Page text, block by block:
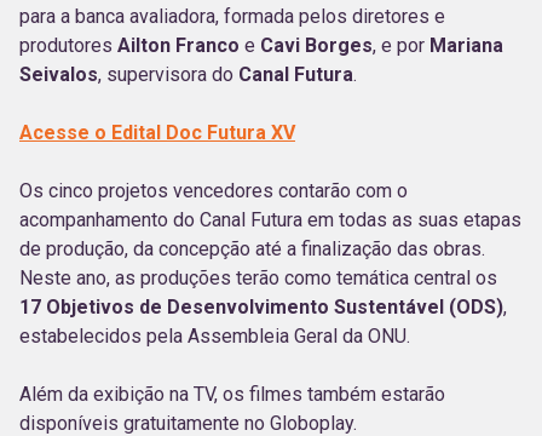
para a banca avaliadora, formada pelos diretores e
produtores Ailton Franco e Cavi Borges, e por Mariana
Seivalos, supervisora do Canal Futura.
Acesse o Edital Doc Futura XV
Os cinco projetos vencedores contarão com o
acompanhamento do Canal Futura em todas as suas etapas
de produção, da concepção até a finalização das obras.
Neste ano, as produções terão como temática central os
17 Objetivos de Desenvolvimento Sustentável (ODS),
estabelecidos pela Assembleia Geral da ONU.
Além da exibição na TV, os filmes também estarão
disponíveis gratuitamente no Globoplay.